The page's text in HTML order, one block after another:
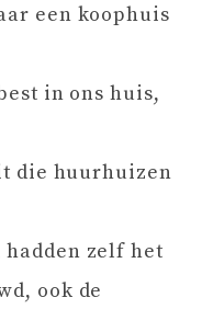
een koophuis
in ons huis,
die huurhuizen
hadden zelf het
ook de